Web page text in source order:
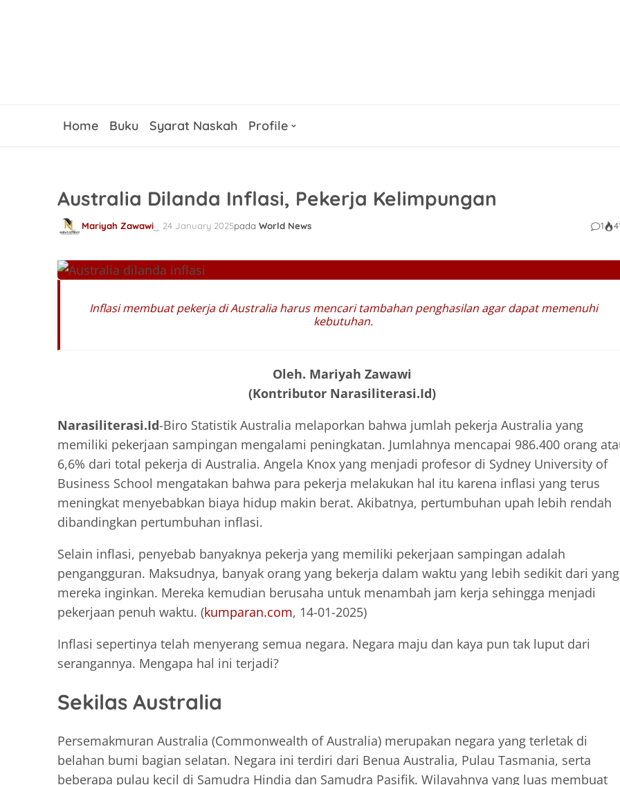
Home Buku Syarat Naskah Profile
Australia Dilanda Inflasi, Pekerja Kelimpungan
Mariyah Zawawi 24 January 2025pada World News 1
Inflasi membuat pekerja di Australia harus mencari tambahan penghasilan agar dapat memenuhi
kebutuhan.
Oleh. Mariyah Zawawi
(Kontributor Narasiliterasi.Id)
Narasiliterasi.Id-Biro Statistik Australia melaporkan bahwa jumlah pekerja Australia yang
memiliki pekerjaan sampingan mengalami peningkatan. Jumlahnya mencapai 986.400 orang
6,6% dari total pekerja di Australia. Angela Knox yang menjadi profesor di Sydney University of
Business School mengatakan bahwa para pekerja melakukan hal itu karena inflasi yang terus
meningkat menyebabkan biaya hidup makin berat. Akibatnya, pertumbuhan upah lebih rendah
dibandingkan pertumbuhan inflasi.
Selain inflasi, penyebab banyaknya pekerja yang memiliki pekerjaan sampingan adalah
pengangguran. Maksudnya, banyak orang yang bekerja dalam waktu yang lebih sedikit dari yang
mereka inginkan. Mereka kemudian berusaha untuk menambah jam kerja sehingga menjadi
pekerjaan penuh waktu. (kumparan.com, 14-01-2025)
Inflasi sepertinya telah menyerang semua negara. Negara maju dan kaya pun tak luput dari
serangannya. Mengapa hal ini terjadi?
Sekilas Australia
Persemakmuran Australia (Commonwealth of Australia) merupakan negara yang terletak di
belahan bumi bagian selatan. Negara ini terdiri dari Benua Australia, Pulau Tasmania, serta
beberapa pulau kecil di Samudra Hindia dan Samudra Pasifik. Wilayahnya yang luas membuat